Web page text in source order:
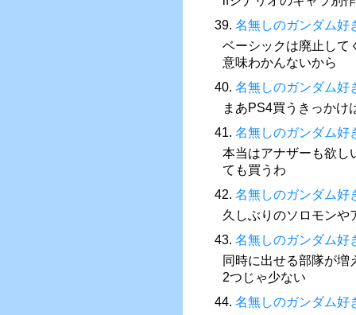
39. 名無しのガンダム好
ベーシックは廃止して
意味わかんないから
40. 名無しのガンダム好
まあPS4買うきっかけ
41. 名無しのガンダム好
本当はアナザーも欲し
ても買うわ
42. 名無しのガンダム好
久しぶりのソロモンや
43. 名無しのガンダム好
同時に出せる部隊が増
2つじゃ少ない
44. 名無しのガンダム好